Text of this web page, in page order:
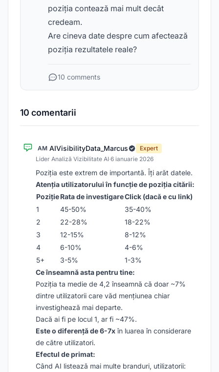
poziția contează mai mult decât
credeam.
Are cineva date despre cum afectează
poziția rezultatele reale?
10 comments
10 comentarii
AM AIVisibilityData_Marcus
Expert
Lider Analiză Vizibilitate AI·6 ianuarie 2026
Poziția este extrem de importantă. Îți arăt datele.
Atenția utilizatorului în funcție de poziția citării:
PozițieRata de investigareClick (dacă e cu link)
1
45-50%
35-40%
2
22-28%
18-22%
3
12-15%
8-12%
4
6-10%
4-6%
5+
3-5%
1-3%
Ce înseamnă asta pentru tine:
Poziția ta medie de 4,2 înseamnă că doar ~7%
dintre utilizatorii care văd mențiunea chiar
investighează mai departe.
Dacă ai fi pe locul 1, ar fi ~47%.
Este o diferență de 6-7x în luarea în considerare
de către utilizatori.
Efectul de primat:
Când AI listează mai multe branduri, utilizatorii: